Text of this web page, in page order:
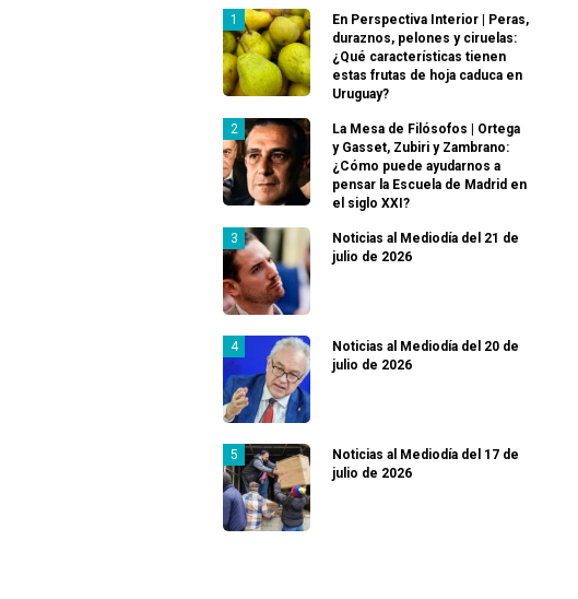
En Perspectiva Interior | Peras,
duraznos, pelones y ciruelas:
¿Qué características tienen
estas frutas de hoja caduca en
Uruguay?
La Mesa de Filósofos | Ortega
y Gasset, Zubiri y Zambrano:
¿Cómo puede ayudarnos a
pensar la Escuela de Madrid en
el siglo XXI?
Noticias al Mediodía del 21 de
julio de 2026
Noticias al Mediodía del 20 de
julio de 2026
Noticias al Mediodía del 17 de
julio de 2026